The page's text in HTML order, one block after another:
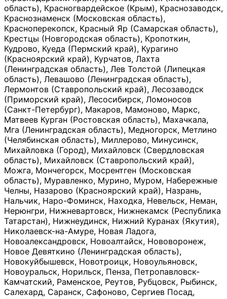
область), Красногвардейское (Крым), Краснозаводск,
Краснознаменск (Московская область),
Красноперекопск, Красный Яр (Самарская область),
Крестцы (Новгородская область), Кропоткин,
Кудрово, Куеда (Пермский край), Курагино
(Красноярский край), Курчатов, Лахта
(Ленинградская область), Лев Толстой (Липецкая
область), Левашово (Ленинградская область),
Лермонтов (Ставропольский край), Лесозаводск
(Приморский край), Лесосибирск, Ломоносов
(Санкт-Петербург), Макаров, Мамоново, Маркс,
Матвеев Курган (Ростовская область), Махачкала,
Мга (Ленинградская область), Медногорск, Метлино
(Челябинская область), Миллерово, Минусинск,
Михайловка (Город), Михайловск (Свердловская
область), Михайловск (Ставропольский край),
Можга, Мончегорск, Мосрентген (Московская
область), Муравленко, Мурино, Муром, Набережные
Челны, Назарово (Красноярский край), Назрань,
Нальчик, Наро-Фоминск, Находка, Невельск, Неман,
Нерюнгри, Нижневартовск, Нижнекамск (Республика
Татарстан), Нижнеудинск, Нижний Куранах (Якутия),
Николаевск-на-Амуре, Новая Ладога,
Новоалександровск, Новоалтайск, Нововоронеж,
Новое Девяткино (Ленинградская область),
Новокуйбышевск, Новотроицк, Новоульяновск,
Новоуральск, Норильск, Пенза, Петропавловск-
Камчатский, Раменское, Реутов, Рубцовск, Рыбинск,
Салехард, Саранск, Сафоново, Сергиев Посад,